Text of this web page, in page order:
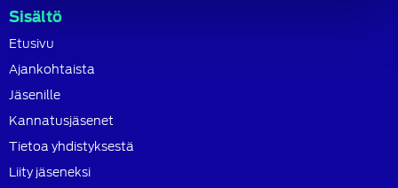
Sisältö
Etusivu
Ajankohtaista
Jäsenille
Kannatusjäsenet
Tietoa yhdistyksestä
Liity jäseneksi